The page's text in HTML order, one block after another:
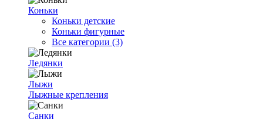
Коньки
Коньки детские
Коньки фигурные
Все категории (3)
Ледянки
Лыжи
Лыжные крепления
Санки